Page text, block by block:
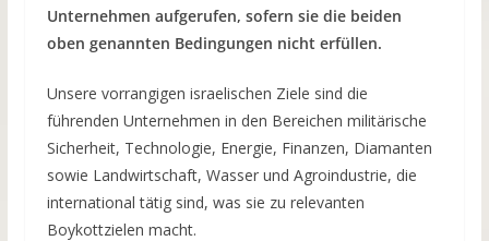
Unternehmen aufgerufen, sofern sie die beiden
oben genannten Bedingungen nicht erfüllen.
Unsere vorrangigen israelischen Ziele sind die
führenden Unternehmen in den Bereichen militärische
Sicherheit, Technologie, Energie, Finanzen, Diamanten
sowie Landwirtschaft, Wasser und Agroindustrie, die
international tätig sind, was sie zu relevanten
Boykottzielen macht.